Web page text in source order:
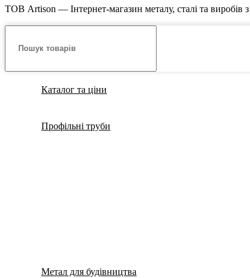
ТОВ Artison — Інтернет-магазин металу, сталі та виробів
Каталог та ціни
Профільні труби
Метал для будівництва